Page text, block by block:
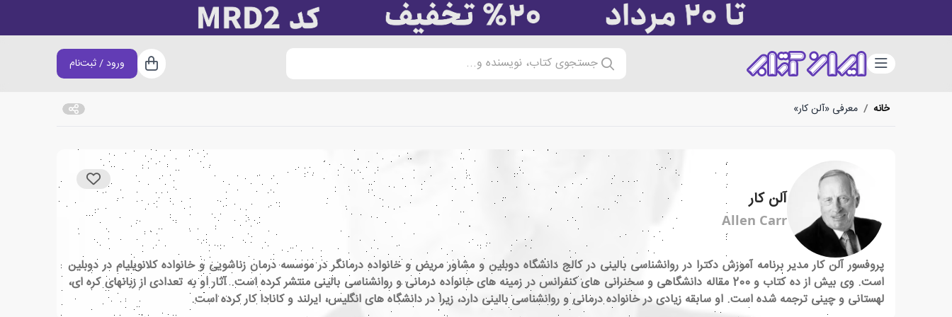
دسته‌بندی جستجوی کتاب، نویسنده و... سبد خرید
ورود / ثبت‌نام
خانه / معرفی «آلن کار»
آلن کار
Allen Carr
پروفسور آلن کار مدیر برنامه آموزش دکترا در روانشناسی بالینی در کالج دانشگاه دوبلین و مشاور مریض و خانواده درمانگر در موسسه درمان زناشویی و خانواده کلانویلیام در دوبلین
است. وی بیش از ده کتاب و 200 مقاله دانشگاهی و سخنرانی های کنفرانس در زمینه های خانواده درمانی و روانشناسی بالینی منتشر کرده است. آثار او به تعدادی از زبانهای کره ای،
لهستانی و چینی ترجمه شده است. او سابقه زیادی در خانواده درمانی و روانشناسی بالینی دارد، زیرا در دانشگاه های انگلیس، ایرلند و کانادا کار کرده است.